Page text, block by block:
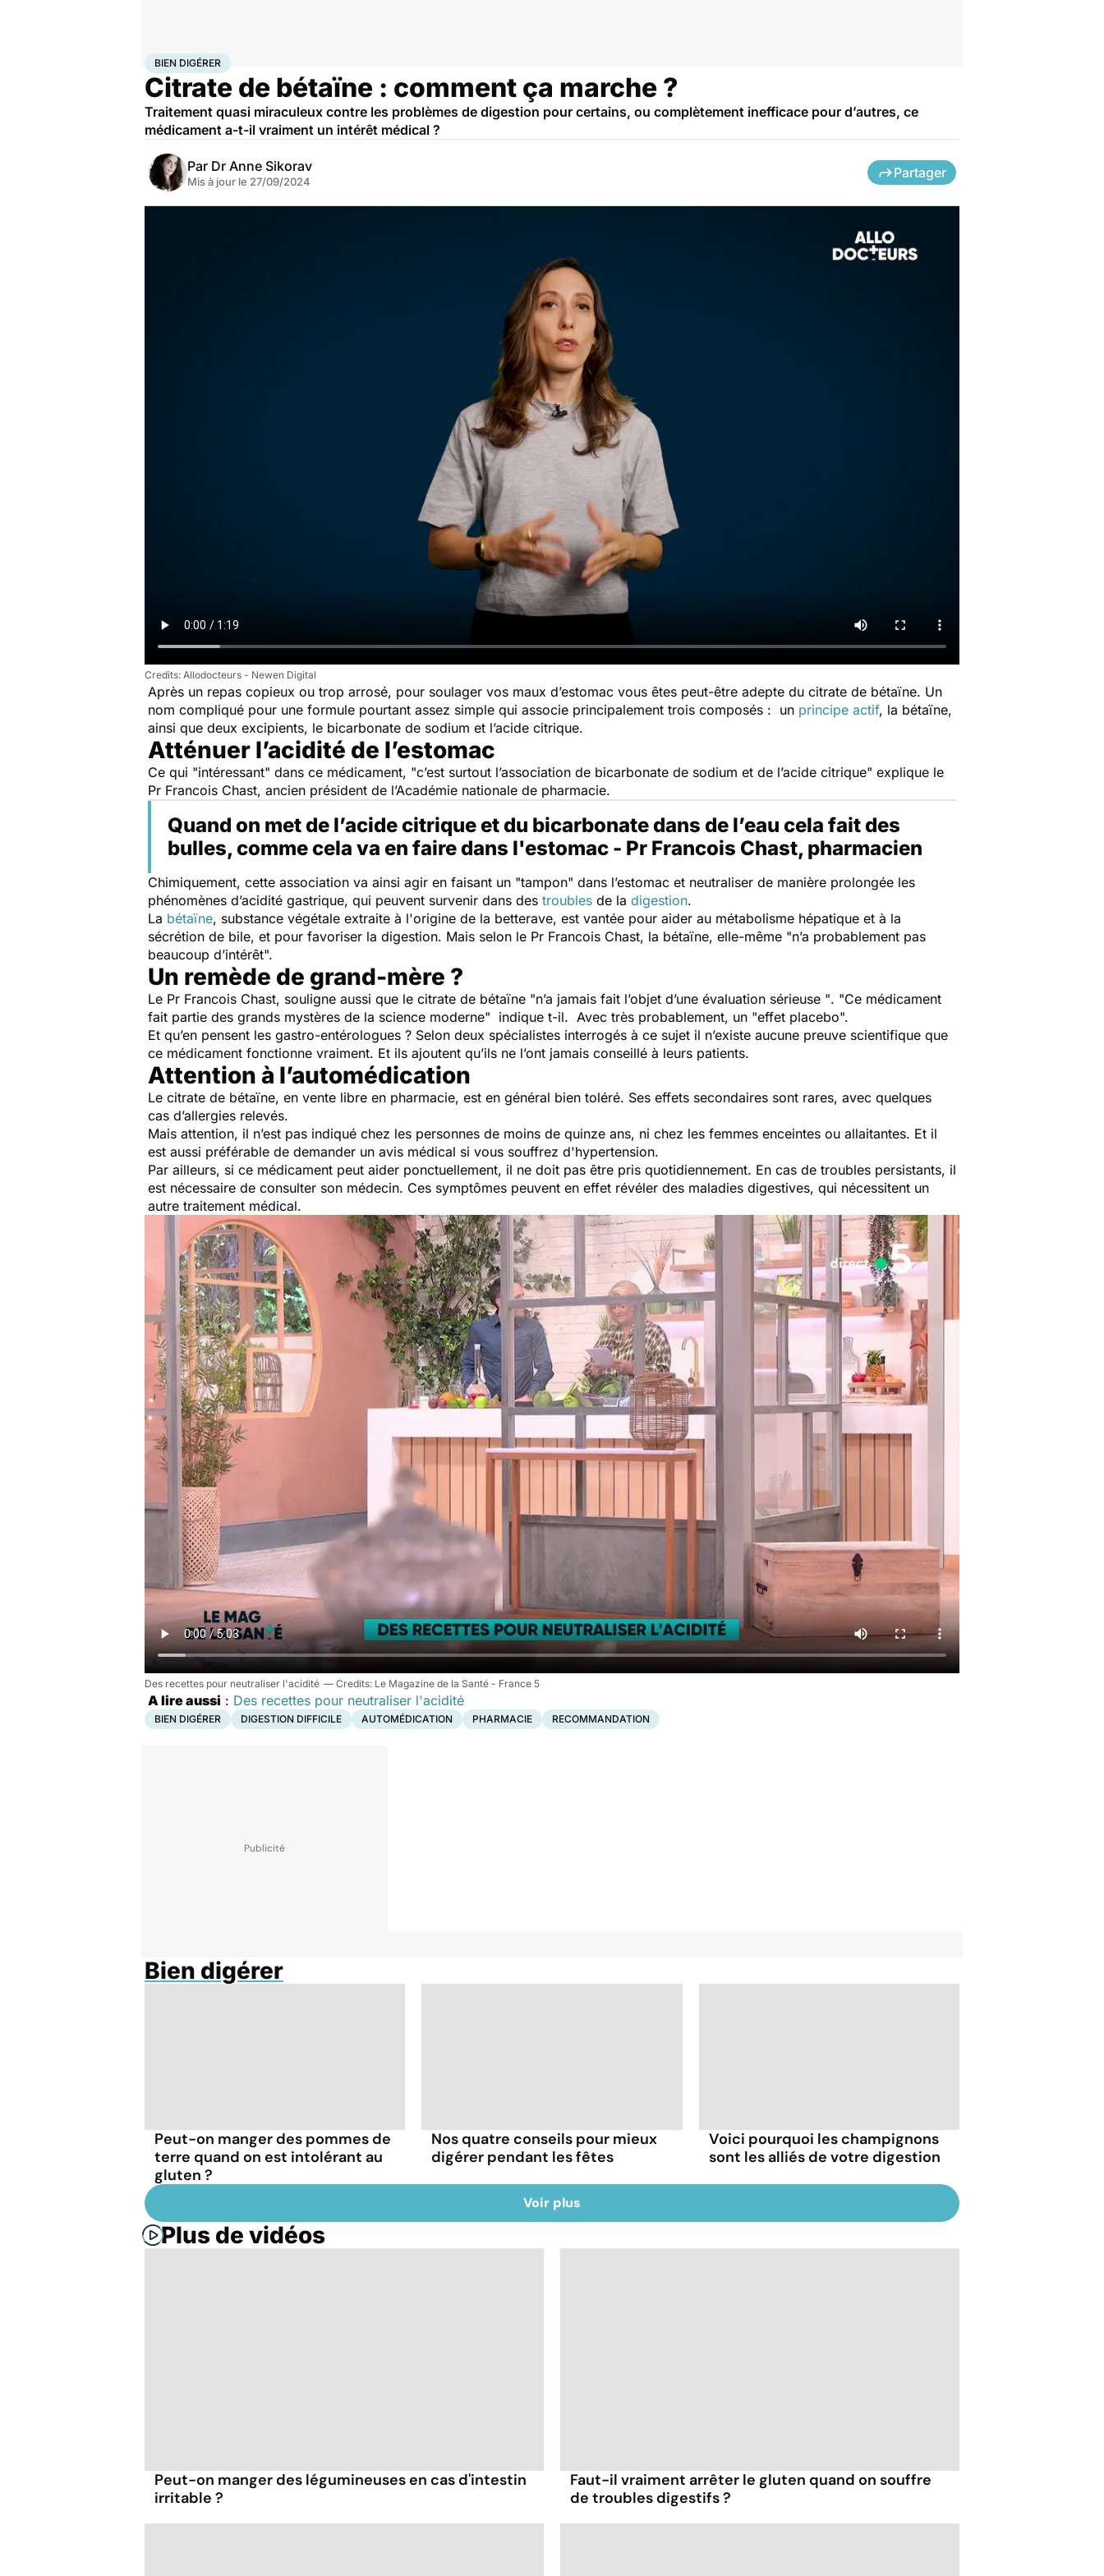
Accueil SantéMédicaments
BIEN DIGÉRER
Citrate de bétaïne : comment ça marche ?
Traitement quasi miraculeux contre les problèmes de digestion pour certains, ou complètement inefficace pour d’autres, ce
médicament a-t-il vraiment un intérêt médical ?
Par Dr Anne Sikorav
Mis à jour le 27/09/2024
Partager
Allodocteurs - Newen Digital
Après un repas copieux ou trop arrosé, pour soulager vos maux d’estomac vous êtes peut-être adepte du citrate de bétaïne. Un
nom compliqué pour une formule pourtant assez simple qui associe principalement trois composés : un principe actif, la bétaïne,
ainsi que deux excipients, le bicarbonate de sodium et l’acide citrique.
Atténuer l’acidité de l’estomac
Ce qui "intéressant" dans ce médicament, "c’est surtout l’association de bicarbonate de sodium et de l’acide citrique" explique le
Pr Francois Chast, ancien président de l’Académie nationale de pharmacie.
Quand on met de l’acide citrique et du bicarbonate dans de l’eau cela fait des
bulles, comme cela va en faire dans l'estomac - Pr Francois Chast, pharmacien
Chimiquement, cette association va ainsi agir en faisant un "tampon" dans l’estomac et neutraliser de manière prolongée les
phénomènes d’acidité gastrique, qui peuvent survenir dans des troubles de la digestion.
La bétaïne, substance végétale extraite à l'origine de la betterave, est vantée pour aider au métabolisme hépatique et à la
sécrétion de bile, et pour favoriser la digestion. Mais selon le Pr Francois Chast, la bétaïne, elle-même "n’a probablement pas
beaucoup d’intérêt".
Un remède de grand-mère ?
Le Pr Francois Chast, souligne aussi que le citrate de bétaïne "n’a jamais fait l’objet d’une évaluation sérieuse ". "Ce médicament
fait partie des grands mystères de la science moderne" indique t-il. Avec très probablement, un "effet placebo".
Et qu’en pensent les gastro-entérologues ? Selon deux spécialistes interrogés à ce sujet il n’existe aucune preuve scientifique que
ce médicament fonctionne vraiment. Et ils ajoutent qu’ils ne l’ont jamais conseillé à leurs patients.
Attention à l’automédication
Le citrate de bétaïne, en vente libre en pharmacie, est en général bien toléré. Ses effets secondaires sont rares, avec quelques
cas d’allergies relevés.
Mais attention, il n’est pas indiqué chez les personnes de moins de quinze ans, ni chez les femmes enceintes ou allaitantes. Et il
est aussi préférable de demander un avis médical si vous souffrez d'hypertension.
Par ailleurs, si ce médicament peut aider ponctuellement, il ne doit pas être pris quotidiennement. En cas de troubles persistants, il
est nécessaire de consulter son médecin. Ces symptômes peuvent en effet révéler des maladies digestives, qui nécessitent un
autre traitement médical.
Des recettes pour neutraliser l'acidité Le Magazine de la Santé - France 5
A lire aussi : Des recettes pour neutraliser l'acidité
BIEN DIGÉRER DIGESTION DIFFICILE AUTOMÉDICATION PHARMACIE RECOMMANDATION
Bien digérer
Peut-on manger des pommes de
terre quand on est intolérant au
gluten ?
Nos quatre conseils pour mieux
digérer pendant les fêtes
Voici pourquoi les champignons
sont les alliés de votre digestion
Voir plus
Plus de vidéos
Peut-on manger des légumineuses en cas d'intestin
irritable ?
Faut-il vraiment arrêter le gluten quand on souffre
de troubles digestifs ?